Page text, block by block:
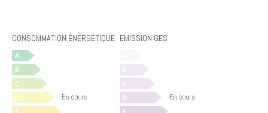
CONSOMMATION ÉNERGÉTIQUE EMISSION GES